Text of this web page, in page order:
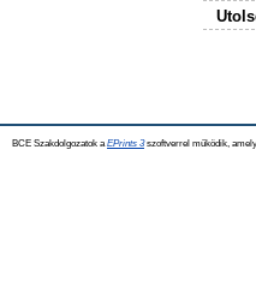
BCE Szakdolgozatok a EPrints 3szoftverrel működik,